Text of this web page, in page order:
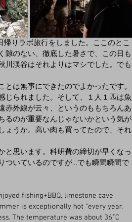
りラボ旅行をしました。ここのとこ
隙のない、徹底した暑さで、この日も
川渓谷はそれよりはマシでした。でも
は無事にできたのでよかったです。
じられました。そして、１人１匹は魚
赤外線が云々、というのももちろんあ
るのが重要なんじゃないかという気が
ょうか。高い肉も買ってたので、それ
思います。科研費の締切が早くなっ
ついているのですが…でも瞬間瞬間で
is exceptionally hot "every year,
The temperature was about 36˚C